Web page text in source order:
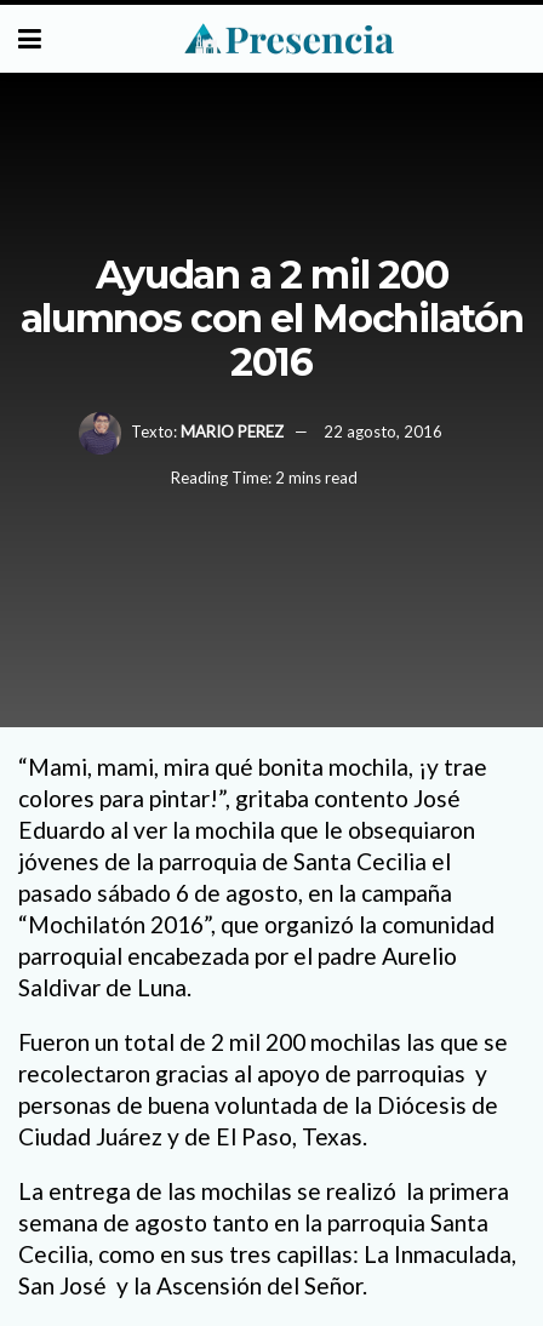
Ayudan a 2 mil 200
alumnos con el Mochilatón
2016
Texto: MARIO PEREZ 22 agosto, 2016
Reading Time: 2 mins read
“Mami, mami, mira qué bonita mochila, ¡y trae
colores para pintar!”, gritaba contento José
Eduardo al ver la mochila que le obsequiaron
jóvenes de la parroquia de Santa Cecilia el
pasado sábado 6 de agosto, en la campaña
“Mochilatón 2016”, que organizó la comunidad
parroquial encabezada por el padre Aurelio
Saldivar de Luna.
Fueron un total de 2 mil 200 mochilas las que se
recolectaron gracias al apoyo de parroquias y
personas de buena voluntada de la Diócesis de
Ciudad Juárez y de El Paso, Texas.
La entrega de las mochilas se realizó la primera
semana de agosto tanto en la parroquia Santa
Cecilia, como en sus tres capillas: La Inmaculada,
San José y la Ascensión del Señor.